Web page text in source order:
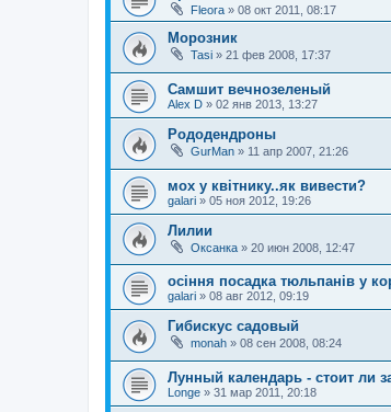
Fleora » 08 окт 2011, 08:17
Морозник
Tasi » 21 фев 2008, 17:37
Самшит вечнозеленый
Alex D » 02 янв 2013, 13:27
Рододендроны
GurMan » 11 апр 2007, 21:26
мох у квітнику..як вивести?
galari » 05 ноя 2012, 19:26
Лилии
Оксанка » 20 июн 2008, 12:47
осіння посадка тюльпанів у
galari » 08 авг 2012, 09:19
Гибискус садовый
monah » 08 сен 2008, 08:24
Лунный календарь - стоит ли
Longe » 31 мар 2011, 20:18